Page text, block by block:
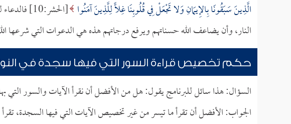
الَّذِينَ سَبَقُونَا بِالإِيمَانِ وَلا تَجْعَلْ فِي قُلُوبِنَا غِلًّا لِلَّذِينَ آمَنُوا
[الحشر:10]
النار، وأن يضاعف الله حسناتهم ويرفع درجاتهم هذه هي الدعوات التي شرعها
حكم تخصيص قراءة السور التي فيها سجدة في
السؤال: هذا سائل للبرنامج يقول: هل من الأفضل أن نقرأ الآيات والسور التي
الجواب: الأفضل أن تقرأ ما تيسر من غير تخصيص الآيات التي فيها السجدة، تقرأ